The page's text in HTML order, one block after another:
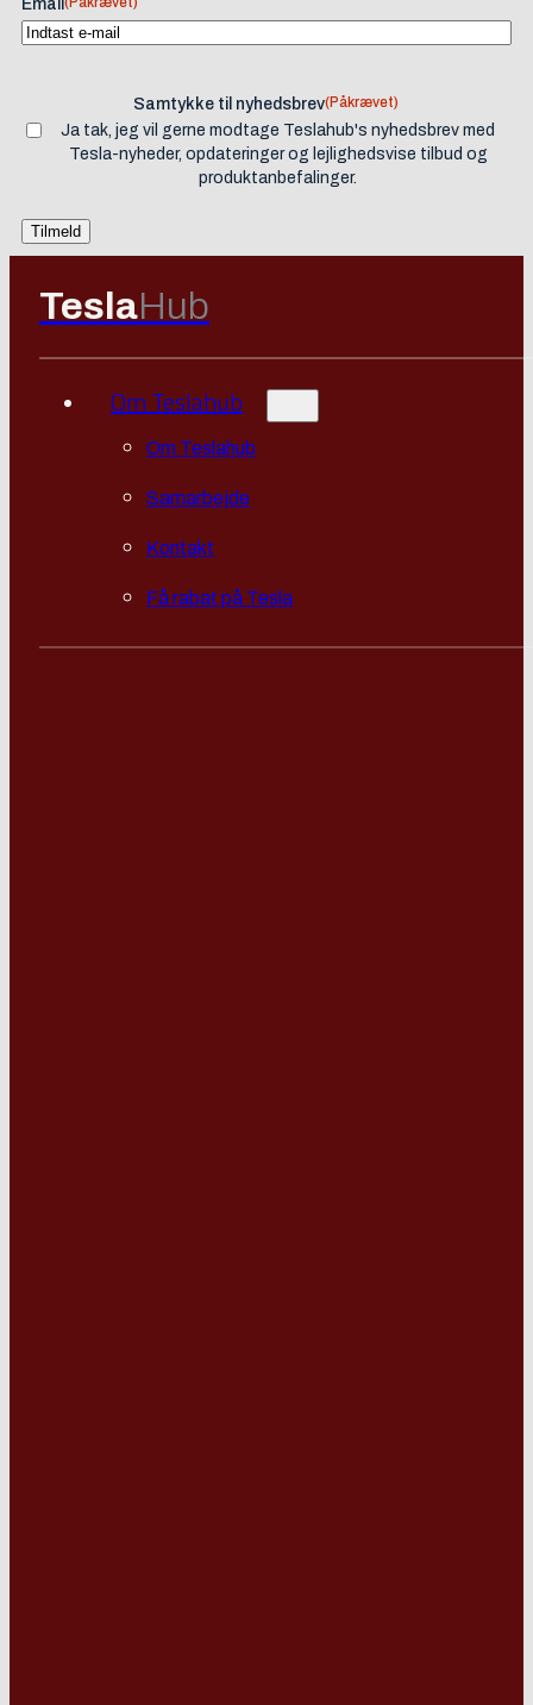
Email
Samtykke til nyhedsbrev(Påkrævet)
Ja tak, jeg vil gerne modtage Teslahub's nyhedsbrev med
Tesla-nyheder, opdateringer og lejlighedsvise tilbud og
produktanbefalinger.
TeslaHub
Om Teslahub
Om Teslahub
Samarbejde
Kontakt
Få rabat på Tesla